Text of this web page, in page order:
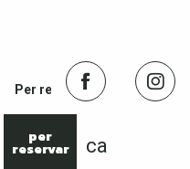
Per reservar
per
reservar ca